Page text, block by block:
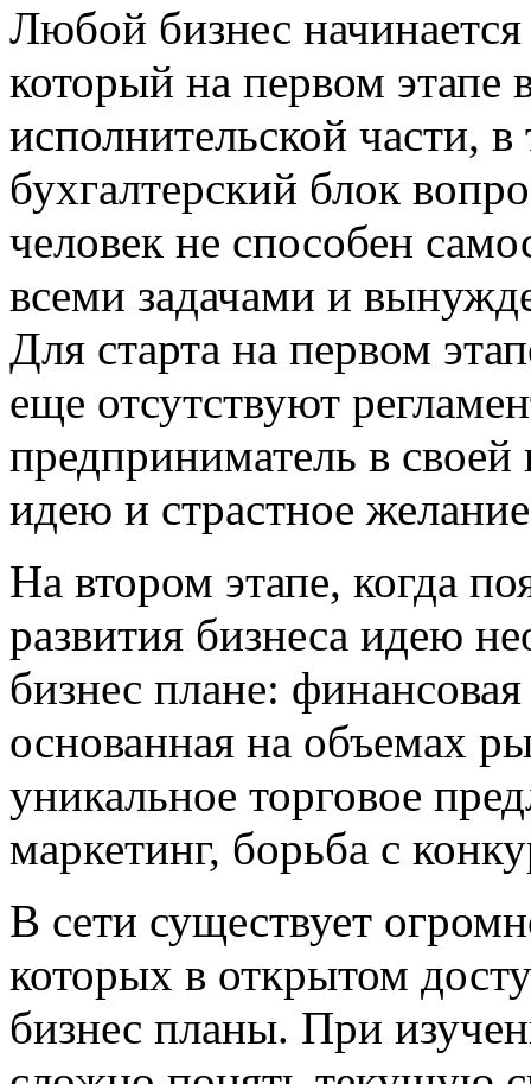
Любой бизнес
который на первом этапе
исполнительской части,
бухгалтерский блок
человек не способен
всеми задачами и
Для старта на первом
еще отсутствуют
предприниматель в своей
идею и страстное
На втором этапе, когда
развития бизнеса идею
бизнес плане:
основанная на объемах
уникальное торговое
маркетинг, борьба с
В сети существует
которых в открытом
бизнес планы. При